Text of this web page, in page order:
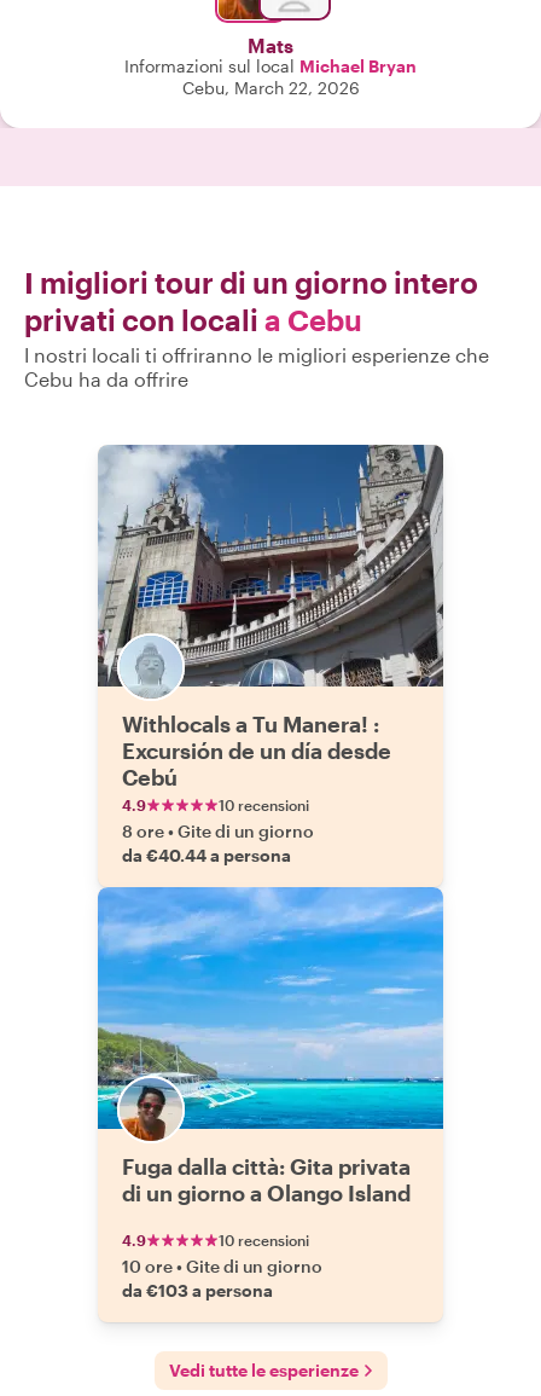
Mats
Informazioni sul local Michael Bryan
Cebu, March 22, 2026
I migliori tour di un giorno intero
privati con locali a Cebu
I nostri locali ti offriranno le migliori esperienze che
Cebu ha da offrire
Withlocals a Tu Manera! :
Excursión de un día desde
Cebú
4.9 10 recensioni
8 ore•Gite di un giorno
da €40.44 a persona
Fuga dalla città: Gita privata
di un giorno a Olango Island
4.9 10 recensioni
10 ore•Gite di un giorno
da €103 a persona
Vedi tutte le esperienze